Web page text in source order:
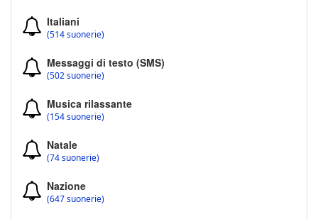
Italiani
(514 suonerie)
Messaggi di testo (SMS)
(502 suonerie)
Musica rilassante
(154 suonerie)
Natale
(74 suonerie)
Nazione
(647 suonerie)